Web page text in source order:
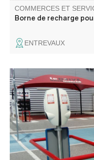
COMMERCES ET
Borne de recharge
ENTREVAUX
Deux bornes de la